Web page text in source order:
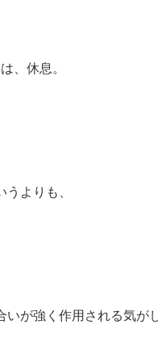
、休息。
よりも、
いが強く作用される気が